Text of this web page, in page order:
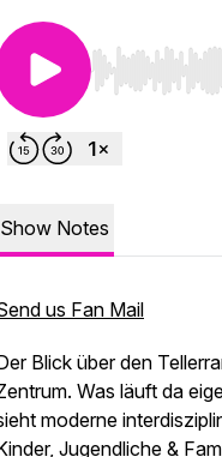
Use Left/Right
Show Notes
us Fan Mail
Blick über den
Was läuft da
moderne
Jugendliche &